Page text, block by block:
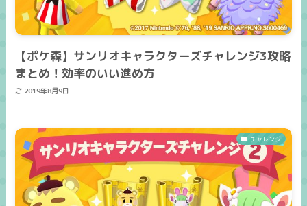
【ポケ森】サンリオキャラクターズチャレンジ3攻略
まとめ！効率のいい進め方
2019年8月9日
チャレンジ